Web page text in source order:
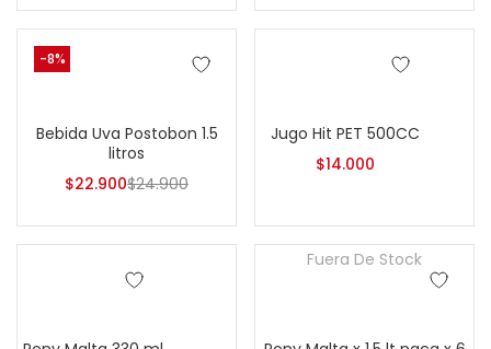
Bebida Uva Postobon 1.5
litros
$22.900$24.900
-8%
Jugo Hit PET 500CC
$14.000
Fuera De Stock